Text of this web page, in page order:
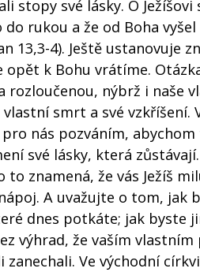
stopy své lásky. O Ježíšovi
rukou a že od Boha
13,3-4). Ještě ustanovuje
opět k Bohu vrátíme.
rozloučenou, nýbrž i naše
smrt a své vzkříšení.
nás pozváním,
své lásky, která
znamená, že vás Ježíš
A uvažujte o tom, jak
dnes potkáte; jak byste
výhrad, že vaším
Ve východní